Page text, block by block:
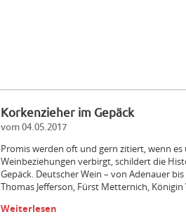
Korkenzieher im Gepäck
vom 04.05.2017
Promis werden oft und gern zitiert, wenn
Weinbeziehungen verbirgt, schildert die
Gepäck. Deutscher Wein – von Adenauer
Thomas Jefferson, Fürst Metternich,
Weiterlesen